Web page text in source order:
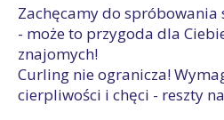
Zachęcamy do spróbowania
- może to przygoda dla
znajomych!
Curling nie ogranicza!
cierpliwości i chęci - reszty